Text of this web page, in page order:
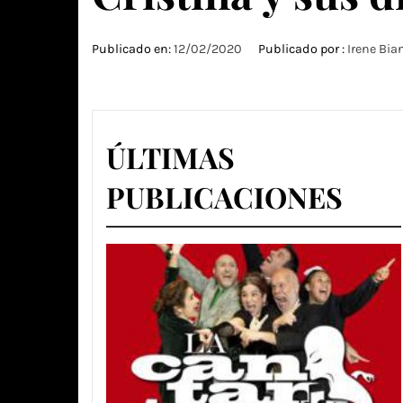
Publicado en:12/02/2020 Publicado por : Irene
ÚLTIMAS
PUBLICACIONES